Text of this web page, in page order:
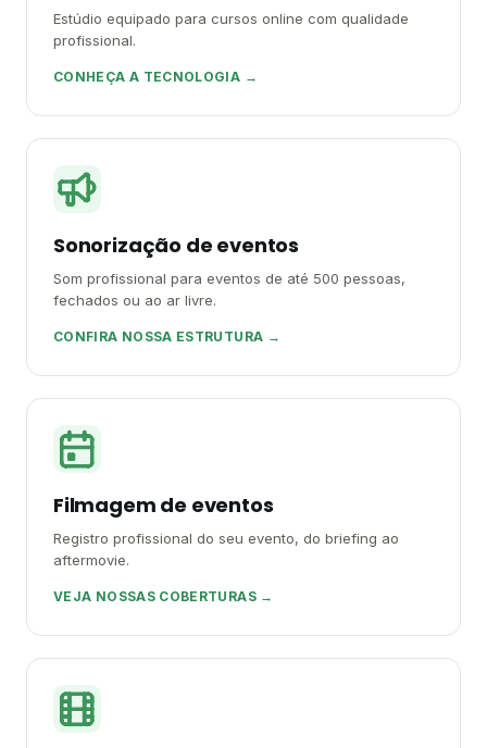
Estúdio equipado para cursos online com qualidade
profissional.
CONHEÇA A TECNOLOGIA →
Sonorização de eventos
Som profissional para eventos de até 500 pessoas,
fechados ou ao ar livre.
CONFIRA NOSSA ESTRUTURA →
Filmagem de eventos
Registro profissional do seu evento, do briefing ao
aftermovie.
VEJA NOSSAS COBERTURAS →